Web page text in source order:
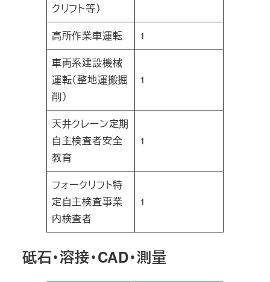
クリフト等）
高所作業車運転
1
車両系建設機械
運転（整地運搬掘
削）
1
天井クレーン定期
自主検査者安全
教育
1
フォークリフト特
定自主検査事業
内検査者
1
砥石・溶接・CAD・測量